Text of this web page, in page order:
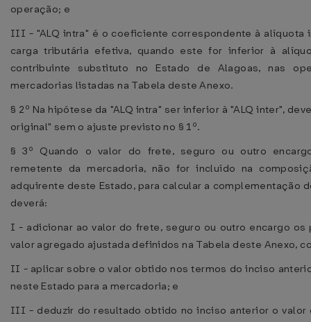
operação; e
III - "ALQ intra" é o coeficiente correspondente à alíquota
carga tributária efetiva, quando este for inferior à
contribuinte substituto no Estado de Alagoas, nas
mercadorias listadas na Tabela deste Anexo.
§ 2º Na hipótese da "ALQ intra" ser inferior à "ALQ inter",
original" sem o ajuste previsto no § 1º.
§ 3º Quando o valor do frete, seguro ou outro
remetente da mercadoria, não for incluído na
adquirente deste Estado, para calcular a complementação
deverá:
I - adicionar ao valor do frete, seguro ou outro encargo os
valor agregado ajustada definidos na Tabela deste Anexo,
II - aplicar sobre o valor obtido nos termos do inciso
neste Estado para a mercadoria; e
III - deduzir do resultado obtido no inciso anterior o valor